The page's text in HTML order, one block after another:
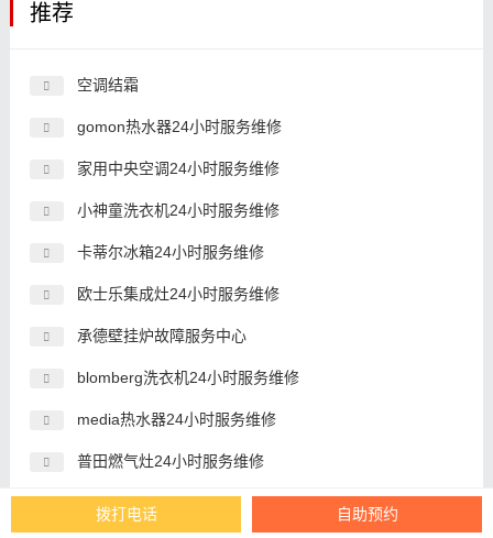
推荐
空调结霜
gomon热水器24小时服务维修
家用中央空调24小时服务维修
小神童洗衣机24小时服务维修
卡蒂尔冰箱24小时服务维修
欧士乐集成灶24小时服务维修
承德壁挂炉故障服务中心
blomberg洗衣机24小时服务维修
media热水器24小时服务维修
普田燃气灶24小时服务维修
拨打电话 自助预约